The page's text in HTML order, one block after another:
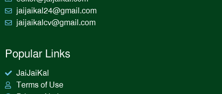
jaijaikal24@gmail.com
jaijaikalcv@gmail.com
Popular Links
JaiJaiKal
Terms of Use